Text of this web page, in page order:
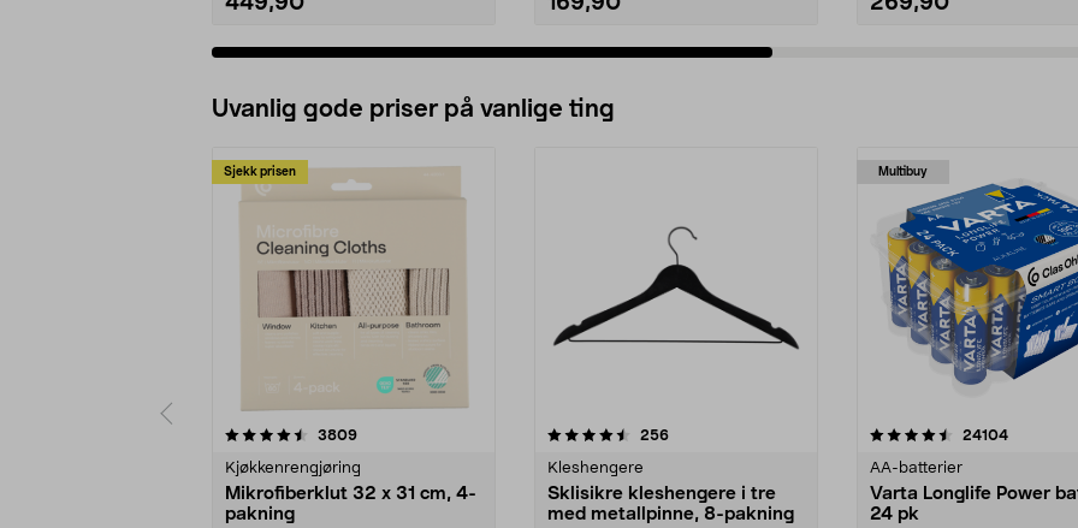
Uvanlig gode priser på vanlige ting
Sjekk prisen
3809anmeldelser
Kjøkkenrengjøring
Mikrofiberklut 32 x 31 cm, 4-
pakning
4.5av 5 stjerner 256anmeldelser
Kleshengere
Sklisikre kleshengere i tre
med metallpinne, 8-pakning
Multibuy
4.5av 5 stjerner 24104
AA-batterier
Varta Longlife Power
24 pk
4.5av 5 stjerner